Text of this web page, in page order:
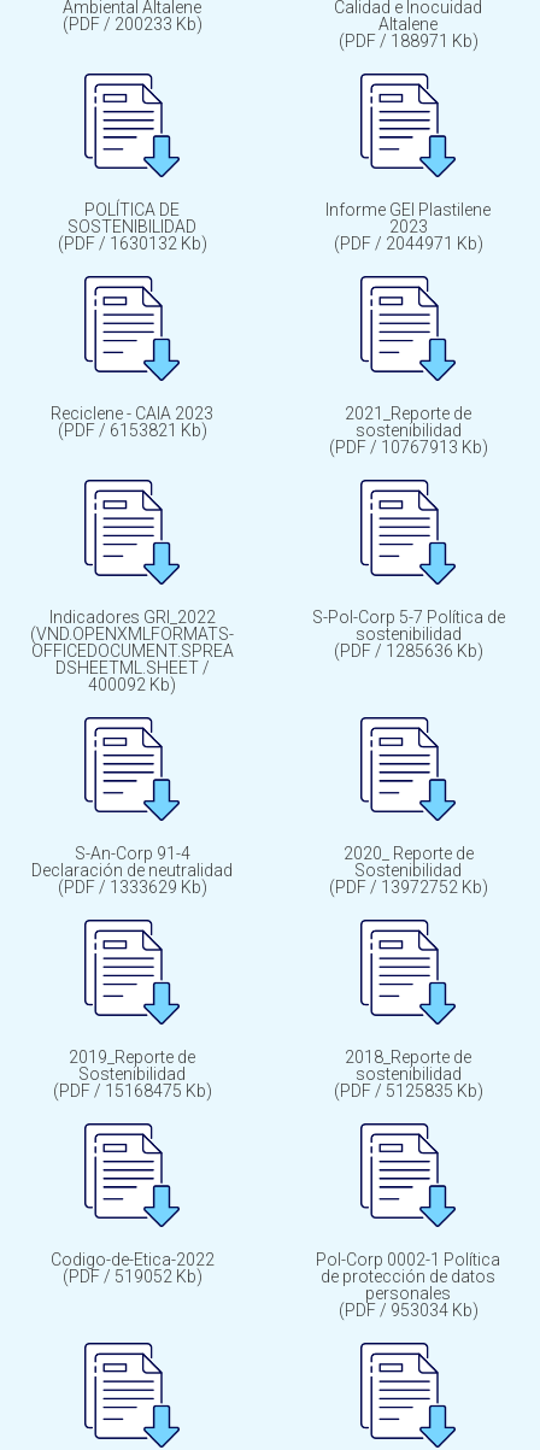
Ambiental Altalene
(PDF / 200233 Kb)
Calidad e Inocuidad
Altalene
(PDF / 188971 Kb)
POLÍTICA DE
SOSTENIBILIDAD
(PDF / 1630132 Kb)
Informe GEI Plastilene
2023
(PDF / 2044971 Kb)
Reciclene - CAIA 2023
(PDF / 6153821 Kb)
2021_Reporte de
sostenibilidad
(PDF / 10767913 Kb)
Indicadores GRI_2022
(VND.OPENXMLFORMATS-
OFFICEDOCUMENT.SPREA
DSHEETML.SHEET /
400092 Kb)
S-Pol-Corp 5-7 Política de
sostenibilidad
(PDF / 1285636 Kb)
S-An-Corp 91-4
Declaración de neutralidad
(PDF / 1333629 Kb)
2020_ Reporte de
Sostenibilidad
(PDF / 13972752 Kb)
2019_Reporte de
Sostenibilidad
(PDF / 15168475 Kb)
2018_Reporte de
sostenibilidad
(PDF / 5125835 Kb)
Codigo-de-Etica-2022
(PDF / 519052 Kb)
Pol-Corp 0002-1 Política
de protección de datos
personales
(PDF / 953034 Kb)